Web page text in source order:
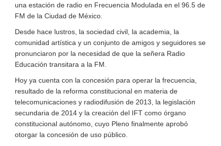
una estación de radio en Frecuencia Modulada en el 96.5 de
FM de la Ciudad de México.
Desde hace lustros, la sociedad civil, la academia, la
comunidad artística y un conjunto de amigos y seguidores se
pronunciaron por la necesidad de que la señera Radio
Educación transitara a la FM.
Hoy ya cuenta con la concesión para operar la frecuencia,
resultado de la reforma constitucional en materia de
telecomunicaciones y radiodifusión de 2013, la legislación
secundaria de 2014 y la creación del IFT como órgano
constitucional autónomo, cuyo Pleno finalmente aprobó
otorgar la concesión de uso público.